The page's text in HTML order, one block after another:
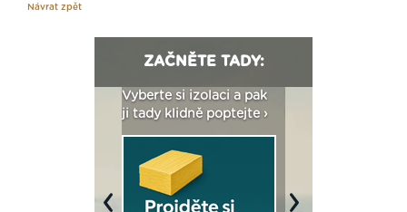
Návrat zpět
ZAČNĚTE TADY:
Vyberte si izolaci a pak
ji tady klidně poptejte ›